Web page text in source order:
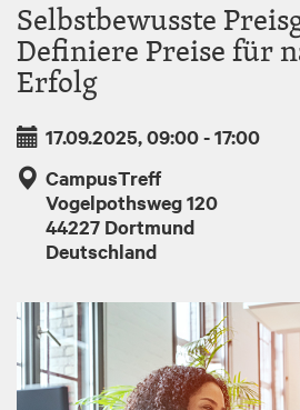
Selbstbewusste
Definiere Preise für
Erfolg
17.09.2025, 09:00-17:00
CampusTreff
Vogelpothsweg 120
44227 Dortmund
Deutschland